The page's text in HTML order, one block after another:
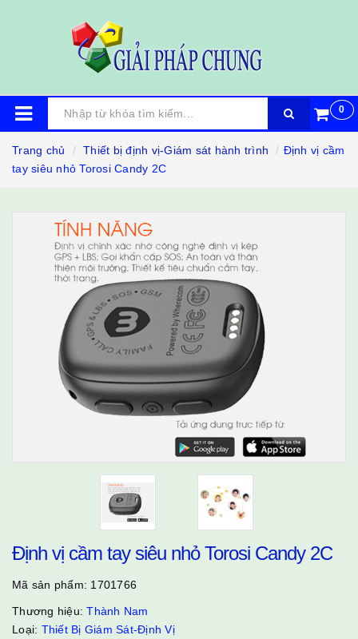
0
Trang chủ Thiết bị định vị-Giám sát hành trình
Định vị cầm
tay siêu nhỏ Torosi Candy 2C
Định vị cầm tay siêu nhỏ Torosi Candy 2C
Mã sản phẩm: 1701766
Thương hiệu:Thành Nam
Loại: Thiết Bị Giám Sát-Định Vị